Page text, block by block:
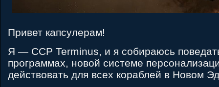
Привет капсулерам!
Я — CCP Terminus, и я собираюсь
программах, новой системе
действовать для всех кораблей в Новом